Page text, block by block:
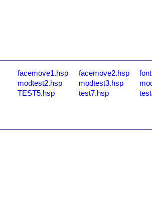
facemove1.hsp facemove2.hsp
modtest2.hsp modtest3.hsp
TEST5.hsp test7.hsp